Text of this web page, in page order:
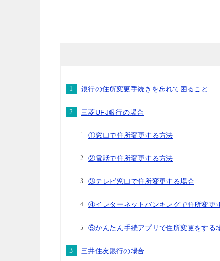
銀行の住所変更手続きを忘れて困ること
三菱UFJ銀行の場合
①窓口で住所変更する方法
②電話で住所変更する方法
③テレビ窓口で住所変更する場合
④インターネットバンキングで住所変更
⑤かんたん手続アプリで住所変更をする
三井住友銀行の場合